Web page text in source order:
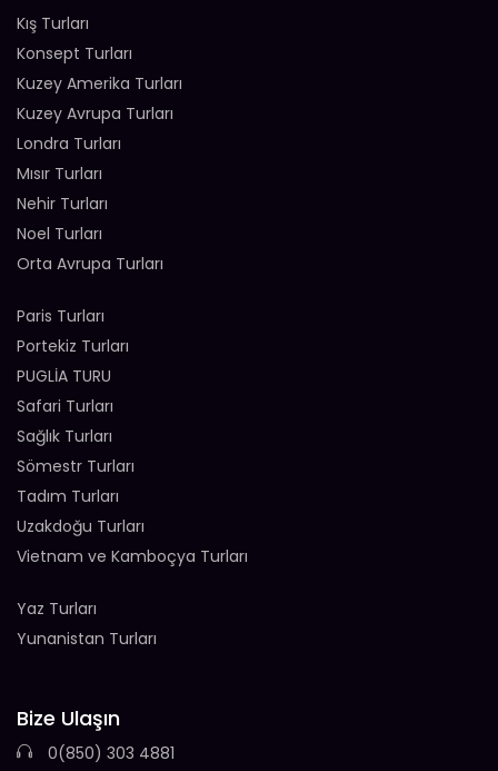
Kış Turları
Konsept Turları
Kuzey Amerika Turları
Kuzey Avrupa Turları
Londra Turları
Mısır Turları
Nehir Turları
Noel Turları
Orta Avrupa Turları
Paris Turları
Portekiz Turları
PUGLİA TURU
Safari Turları
Sağlık Turları
Sömestr Turları
Tadım Turları
Uzakdoğu Turları
Vietnam ve Kamboçya Turları
Yaz Turları
Yunanistan Turları
Bize Ulaşın
0(850) 303 4881